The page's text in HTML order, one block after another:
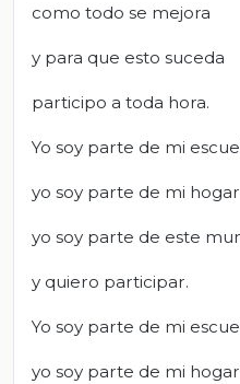
como todo se mejora
y para que esto suceda
participo a toda hora.
Yo soy parte de mi
yo soy parte de mi hogar
yo soy parte de este
y quiero participar.
Yo soy parte de mi
yo soy parte de mi hogar